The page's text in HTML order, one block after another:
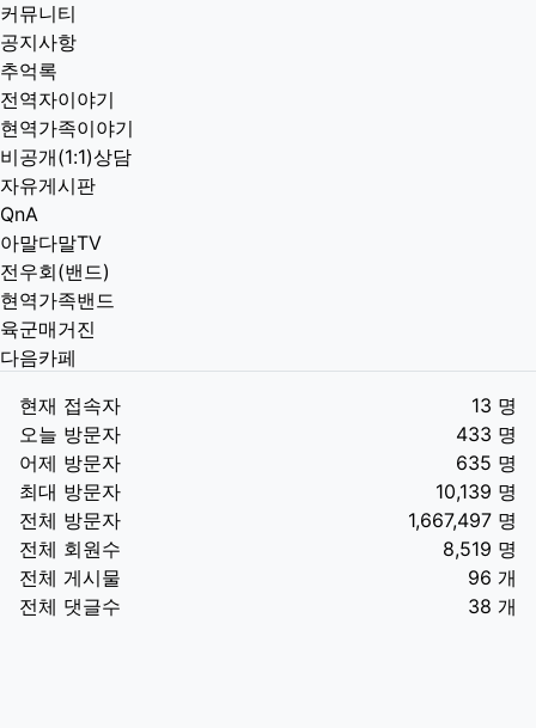
커뮤니티
공지사항
추억록
전역자이야기
현역가족이야기
비공개(1:1)상담
자유게시판
QnA
아말다말TV
전우회(밴드)
현역가족밴드
육군매거진
다음카페
현재 접속자
13 명
오늘 방문자
433 명
어제 방문자
635 명
최대 방문자
10,139 명
전체 방문자
1,667,497 명
전체 회원수
8,519 명
전체 게시물
96 개
전체 댓글수
38 개